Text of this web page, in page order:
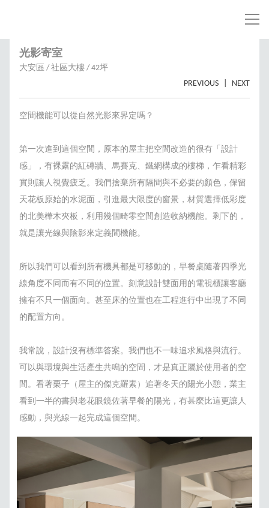
光影寄室
大安區 / 社區大樓 / 42坪
PREVIOUS
NEXT
空間機能可以從自然光影來界定嗎？
第一次進到這個空間，原本的屋主把空間改造的很有「設計
感」，有裸露的紅磚牆、馬賽克、鐵網構成的樓梯，乍看精彩
實則讓人視覺疲乏。我們捨棄所有隔間與不必要的顏色，保留
天花板原始的水泥面，引進最大限度的窗景，材質選擇低彩度
的北美樺木夾板，利用幾個畸零空間創造收納機能。剩下的，
就是讓光線與陰影來定義間機能。
所以我們可以看到所有機具都是可移動的，早餐桌隨著四季光
線角度不同而有不同的位置。刻意設計雙面用的電視櫃讓客廳
擁有不只一個面向。甚至床的位置也在工程進行中出現了不同
的配置方向。
我常說，設計沒有標準答案。我們也不一味追求風格與流行。
可以與環境與生活產生共鳴的空間，才是真正屬於使用者的空
間。看著栗子（屋主的傑克羅素）追著冬天的陽光小憩，業主
看到一半的書與老花眼鏡佐著早餐的陽光，有甚麼比這更讓人
感動，與光線一起完成這個空間。